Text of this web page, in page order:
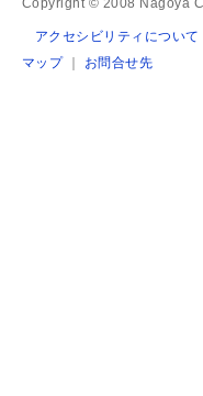
アクセシビリティについて
マップ｜ お問合せ先